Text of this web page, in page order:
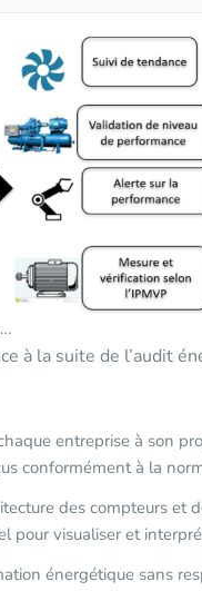
à la suite de l’audit
entreprise à son
conformément à la
des compteurs et
pour visualiser et
énergétique sans